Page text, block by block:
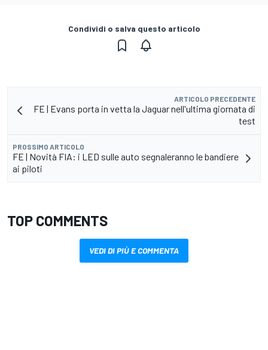
Condividi o salva questo articolo
ARTICOLO PRECEDENTE
FE | Evans porta in vetta la Jaguar nell'ultima giornata di
test
PROSSIMO ARTICOLO
FE | Novità FIA: i LED sulle auto segnaleranno le bandiere
ai piloti
TOP COMMENTS
VEDI DI PIÙ E COMMENTA